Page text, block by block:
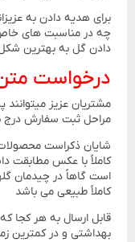
برای هدیه دادن به
چه در مناسبت های
دادن گل به بهترین
درخواست
مشتریان عزیز
مراحل ثبت سفارش درج
شایان ذکراست
کاملاً با عکس مطابقت
کاملاً طبیعی می باشد
قابل ارسال به هر کجا
بهداشتی و در کمترین